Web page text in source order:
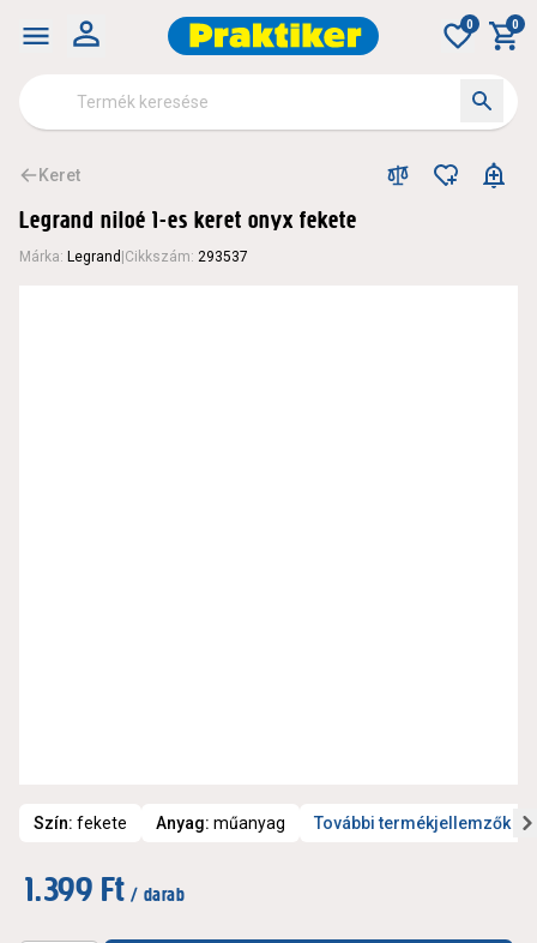
0 0
Keret
Legrand niloé 1-es keret onyx fekete
Márka: Legrand Cikkszám: 293537
Szín: fekete Anyag: műanyag További termékjellemzők
1.399 Ft / darab